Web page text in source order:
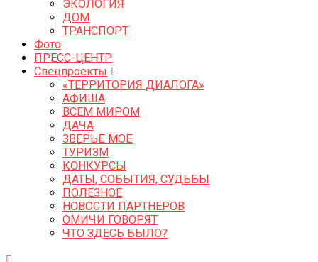
ЭКОЛОГИЯ
ДОМ
ТРАНСПОРТ
Фото
ПРЕСС-ЦЕНТР
Спецпроекты
«ТЕРРИТОРИЯ ДИАЛОГА»
АФИША
ВСЕМ МИРОМ
ДАЧА
ЗВЕРЬЁ МОЁ
ТУРИЗМ
КОНКУРСЫ
ДАТЫ, СОБЫТИЯ, СУДЬБЫ
ПОЛЕЗНОЕ
НОВОСТИ ПАРТНЕРОВ
ОМИЧИ ГОВОРЯТ
ЧТО ЗДЕСЬ БЫЛО?